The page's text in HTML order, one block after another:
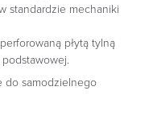
standardzie mechaniki
płytą tylną
do samodzielnego